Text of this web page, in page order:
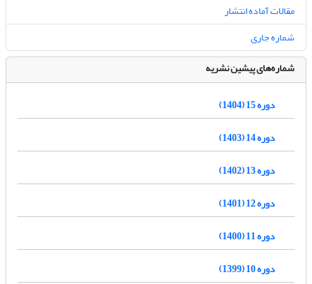
مقالات آماده انتشار
شماره جاری
شماره‌های پیشین نشریه
دوره 15 (1404)
دوره 14 (1403)
دوره 13 (1402)
دوره 12 (1401)
دوره 11 (1400)
دوره 10 (1399)